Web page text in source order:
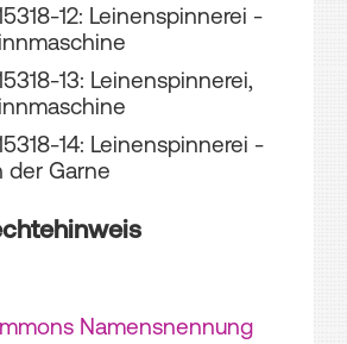
12: Leinenspinnerei -
13: Leinenspinnerei,
14: Leinenspinnerei -
der Garne
Namensnennung